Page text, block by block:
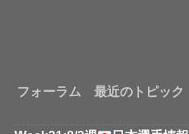
フォーラム 最近のトピック